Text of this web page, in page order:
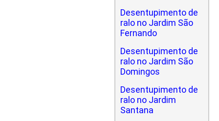
Desentupimento de
ralo no Jardim São
Fernando
Desentupimento de
ralo no Jardim São
Domingos
Desentupimento de
ralo no Jardim
Santana